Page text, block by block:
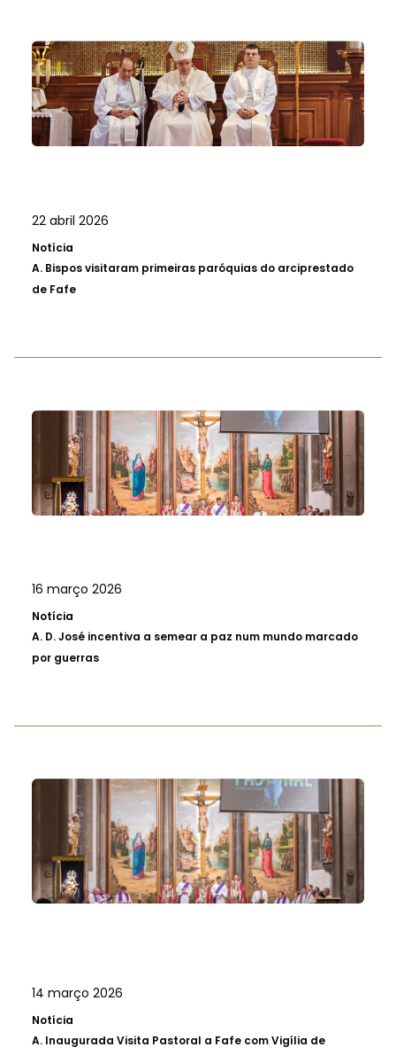
22 abril 2026
Notícia
A. Bispos visitaram primeiras paróquias do arciprestado
de Fafe
16 março 2026
Notícia
A. D. José incentiva a semear a paz num mundo marcado
por guerras
14 março 2026
Notícia
A. Inaugurada Visita Pastoral a Fafe com Vigília de